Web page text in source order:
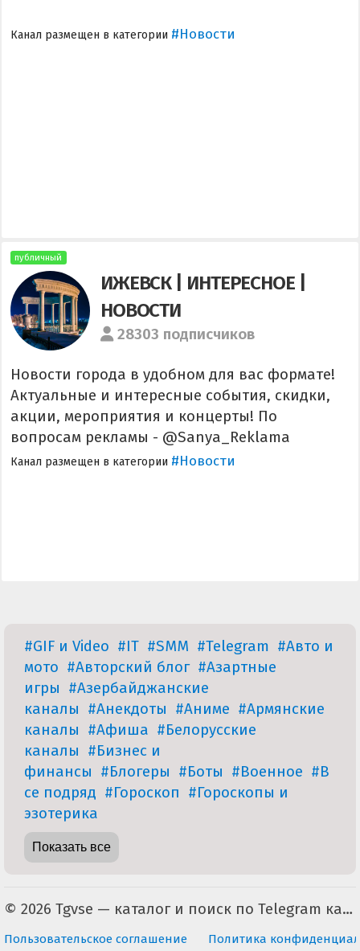
Канал размещен в категории #Новости
публичный
ИЖЕВСК | ИНТЕРЕСНОЕ |
НОВОСТИ
28303 подписчиков
Новости города в удобном для вас формате!
Актуальные и интересные события, скидки,
акции, мероприятия и концерты! По
вопросам рекламы - @Sanya_Reklama
Канал размещен в категории #Новости
#GIF и Video #IT #SMM #Telegram #Авто и
мото #Авторский блог #Азартные
игры #Азербайджанские
каналы #Анекдоты #Аниме #Армянские
каналы #Афиша #Белорусские
каналы #Бизнес и
финансы #Блогеры #Боты #Военное #В
се подряд #Гороскоп #Гороскопы и
эзотерика
Показать все
© 2026 Tgvse — каталог и поиск по Telegram каналам (неофициальный). По всем вопросам пишите на tgvse.ru@gmail.com
Пользовательское соглашение Политика